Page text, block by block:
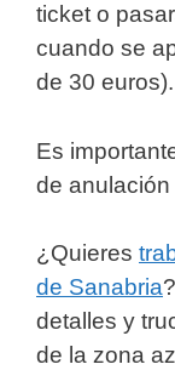
ticket o
cuando se
de 30 euros).
Es
de
¿Quieres
de Sanabria
detalles y
de la zona